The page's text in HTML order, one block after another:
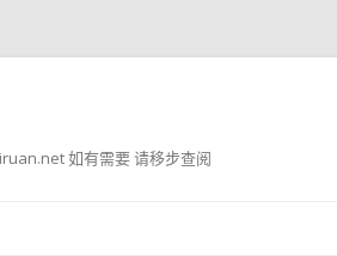
如有需要 请移步查阅